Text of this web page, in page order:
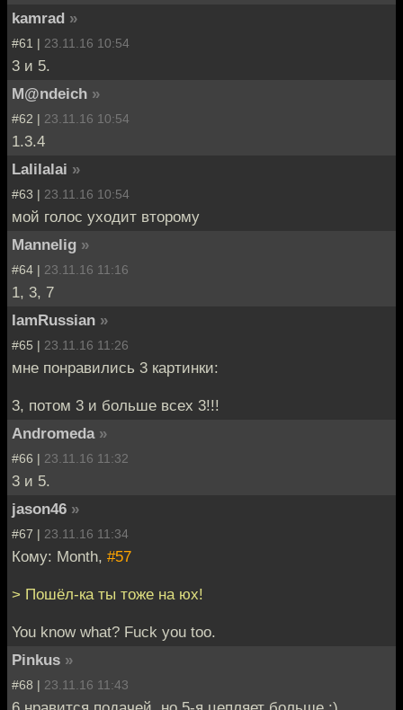
kamrad »
#61 | 23.11.16 10:54
3 и 5.
M@ndeich »
#62 | 23.11.16 10:54
1.3.4
Lalilalai »
#63 | 23.11.16 10:54
мой голос уходит второму
Mannelig »
#64 | 23.11.16 11:16
1, 3, 7
IamRussian »
#65 | 23.11.16 11:26
мне понравились 3 картинки:
3, потом 3 и больше всех 3!!!
Andromeda »
#66 | 23.11.16 11:32
3 и 5.
jason46 »
#67 | 23.11.16 11:34
Кому: Month, #57
> Пошёл-ка ты тоже на юх!
You know what? Fuck you too.
Pinkus »
#68 | 23.11.16 11:43